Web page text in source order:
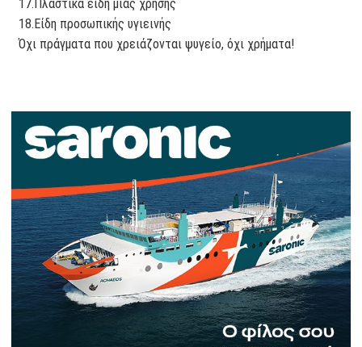
17.Πλαστικά είδη μιας χρήσης
18.Είδη προσωπικής υγιεινής
Όχι πράγματα που χρειάζονται ψυγείο, όχι χρήματα!